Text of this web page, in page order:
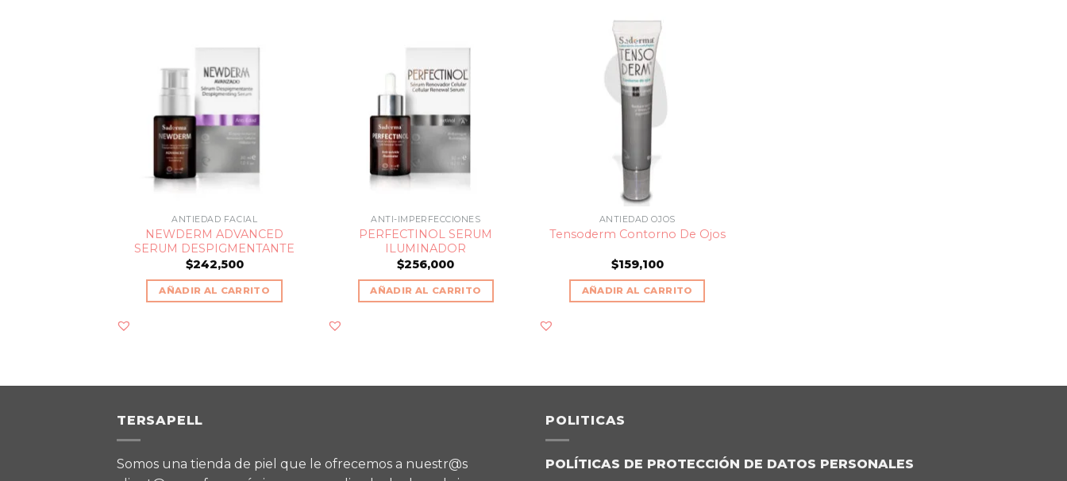
ANTIEDAD FACIAL
NEWDERM ADVANCED
SERUM DESPIGMENTANTE
$242,500
AÑADIR AL CARRITO
ANTI-IMPERFECCIONES
PERFECTINOL SERUM
ILUMINADOR
$256,000
AÑADIR AL CARRITO
ANTIEDAD OJOS
Tensoderm Contorno De Ojos
$159,100
AÑADIR AL CARRITO
TERSAPELL
Somos una tienda de piel que le ofrecemos a nuestr@s
POLITICAS
POLÍTICAS DE PROTECCIÓN DE DATOS PERSONALES